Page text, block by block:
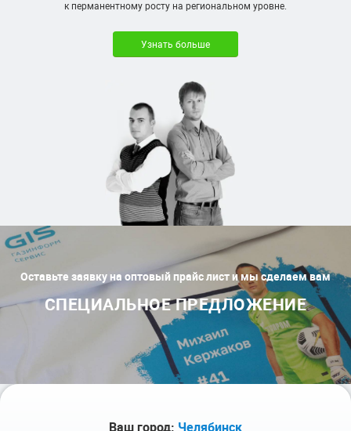
к перманентному росту на региональном уровне.
Узнать больше
Оставьте заявку на оптовый прайс лист и мы сделаем вам
СПЕЦИАЛЬНОЕ ПРЕДЛОЖЕНИЕ
Ваш город: Челябинск